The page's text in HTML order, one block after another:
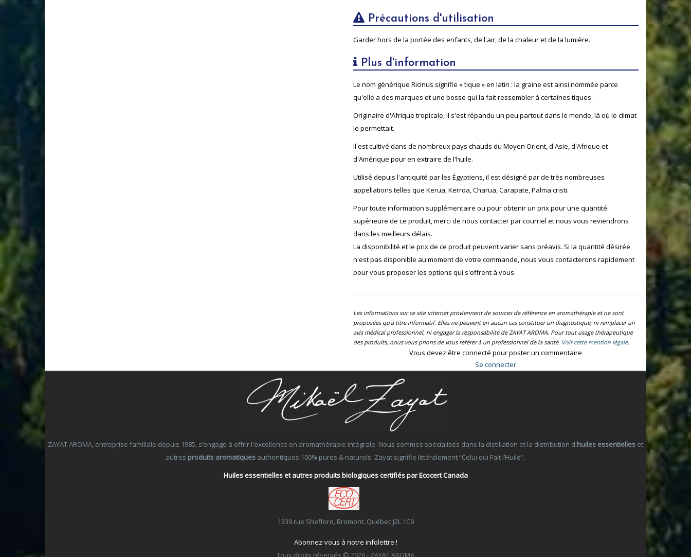
Précautions d'utilisation
Garder hors de la portée des enfants, de l'air, de la chaleur et de la lumière.
Plus d'information
Le nom générique Ricinus signifie « tique » en latin : la graine est ainsi nommée parce
qu'elle a des marques et une bosse qui la fait ressembler à certaines tiques.
Originaire d'Afrique tropicale, il s'est répandu un peu partout dans le monde, là où le climat
le permettait.
Il est cultivé dans de nombreux pays chauds du Moyen Orient, d'Asie, d'Afrique et
d'Amérique pour en extraire de l'huile.
Utilisé depuis l'antiquité par les Égyptiens, il est désigné par de très nombreuses
appellations telles que Kerua, Kerroa, Charua, Carapate, Palma cristi.
Pour toute information supplémentaire ou pour obtenir un prix pour une quantité
supérieure de ce produit, merci de nous contacter par courriel et nous vous reviendrons
dans les meilleurs délais.
La disponibilité et le prix de ce produit peuvent varier sans préavis. Si la quantité désirée
n'est pas disponible au moment de votre commande, nous vous contacterons rapidement
pour vous proposer les options qui s'offrent à vous.
Les informations sur ce site internet proviennent de sources de référence en aromathérapie et ne sont
proposées qu’à titre informatif. Elles ne peuvent en aucun cas constituer un diagnostique, ni remplacer un
avis médical professionnel, ni engager la responsabilité de ZAYAT AROMA. Pour tout usage thérapeutique
des produits, nous vous prions de vous référer à un professionnel de la santé. Voir cette mention légale.
Vous devez être connecté pour poster un commentaire
Se connecter
ZAYAT AROMA, entreprise familiale depuis 1985, s’engage à offrir l'excellence en aromathérapie intégrale. Nous sommes spécialisés dans la distillation et la distribution d'huiles essentielles et
autres produits aromatiques authentiques 100% pures & naturels. Zayat signifie littéralement “Celui qui Fait l’Huile".
Huiles essentielles et autres produits biologiques certifiés par Ecocert Canada
1339 rue Shefford, Bromont, Québec J2L 1C9
Abonnez-vous à notre infolettre !
Tous droits réservés © 2026 - ZAYAT AROMA